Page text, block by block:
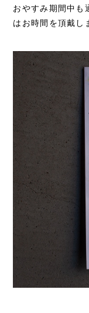
おやすみ期間中も
はお時間を頂戴し